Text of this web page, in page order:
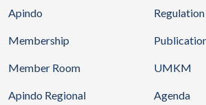
Apindo
Membership
Member Room
Apindo Regional
Regulation
UMKM
Agenda